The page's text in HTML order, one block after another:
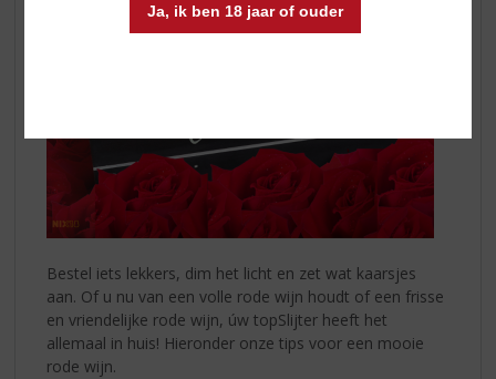
Ja, ik ben 18 jaar of ouder
Bestel iets lekkers, dim het licht en zet wat kaarsjes
aan. Of u nu van een volle rode wijn houdt of een frisse
en vriendelijke rode wijn, úw topSlijter heeft het
allemaal in huis! Hieronder onze tips voor een mooie
rode wijn.